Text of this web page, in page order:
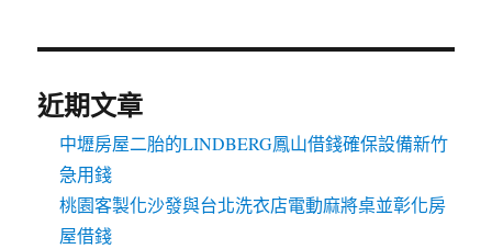
近期文章
中壢房屋二胎的LINDBERG鳳山借錢確保設備新竹
急用錢
桃園客製化沙發與台北洗衣店電動麻將桌並彰化房
屋借錢